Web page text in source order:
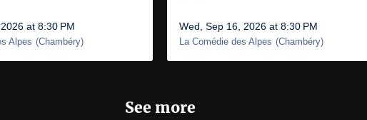
at 8:30 PM
Alpes (Chambéry)
Wed, Sep 16, 2026 at 8:30 PM
La Comédie des Alpes (Chambéry)
See more